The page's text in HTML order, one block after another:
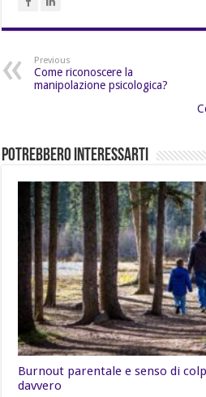
Previous
Come riconoscere la
manipolazione psicologica?
Potrebbero Interessarti
Burnout parentale e senso di
davvero